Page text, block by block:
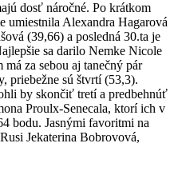
dosť náročné. Po krátkom
umiestnila Alexandra Hagarová
(39,66) a posledná 30.ta je
sa darilo Nemke Nicole
za sebou aj tanečný pár
priebežne sú štvrtí (53,3).
by skončiť tretí a predbehnúť
Proulx-Senecala, ktorí ich v
bodu. Jasnými favoritmi na
Jekaterina Bobrovová,